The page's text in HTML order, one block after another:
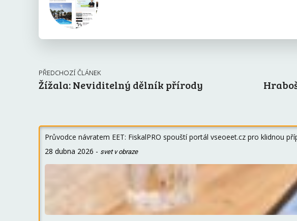
PŘEDCHOZÍ ČLÁNEK
Žížala: Neviditelný dělník přírody
Průvodce návratem EET: FiskalPRO spouští portál vseoeet.cz pro klidnou
28 dubna 2026 - svet v obraze